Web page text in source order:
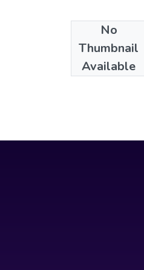
No
Thumbnail
Available
Collections
Maestría en